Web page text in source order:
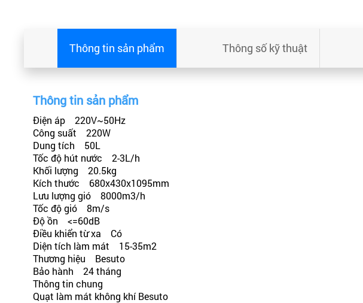
Thông tin sản phẩm Thông số kỹ thuật
Thông tin sản phẩm
Điện áp 220V~50Hz
Công suất 220W
Dung tích 50L
Tốc độ hút nước 2-3L/h
Khối lượng 20.5kg
Kích thước 680x430x1095mm
Lưu lượng gió 8000m3/h
Tốc độ gió 8m/s
Độ ồn <=60dB
Điều khiển từ xa Có
Diện tích làm mát 15-35m2
Thương hiệu Besuto
Bảo hành 24 tháng
Thông tin chung
Quạt làm mát không khí Besuto